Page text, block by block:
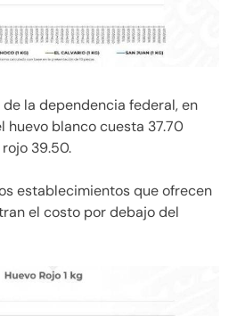
la dependencia federal, en
huevo blanco cuesta 37.70
39.50.
establecimientos que ofrecen
el costo por debajo del